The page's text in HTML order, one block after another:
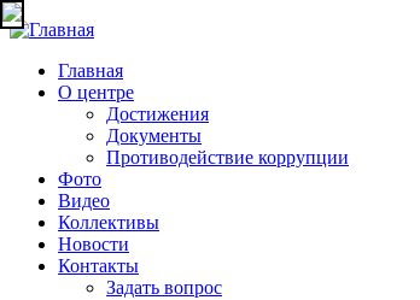
Jump to navigation
Главная
О центре
Достижения
Документы
Противодействие коррупции
Фото
Видео
Коллективы
Новости
Контакты
Задать вопрос